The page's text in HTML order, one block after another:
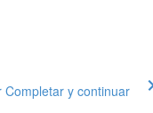
Completar y continuar